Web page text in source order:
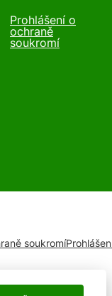
Prohlášení o
ochraně
soukromí
soukromí